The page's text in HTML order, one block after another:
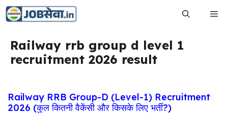
Skip
Railway rrb group d level 1
recruitment 2026 result
Railway RRB Group-D (Level-1) Recruitment
2026 (कुल कितनी वैकेंसी और किसके लिए भर्ती?)